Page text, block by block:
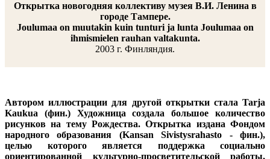
Открытка новогодняя коллективу музея В.И. Ленина в
городе Тампере.
Joulumaa on muutakin kuin tunturi ja lunta Joulumaa on
ihmismielen rauhan valtakunta.
2003 г. Финляндия.
Автором иллюстрации для другой открытки стала Tarja
Kaukua (фин.) Художница создала большое количество
рисунков на тему Рождества. Открытка издана Фондом
народного образования (Kansan Sivistysrahasto - фин.),
целью которого является поддержка социально
ориентированной культурно-просветительской работы,